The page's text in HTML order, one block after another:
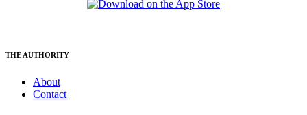
THE AUTHORITY
About
Contact